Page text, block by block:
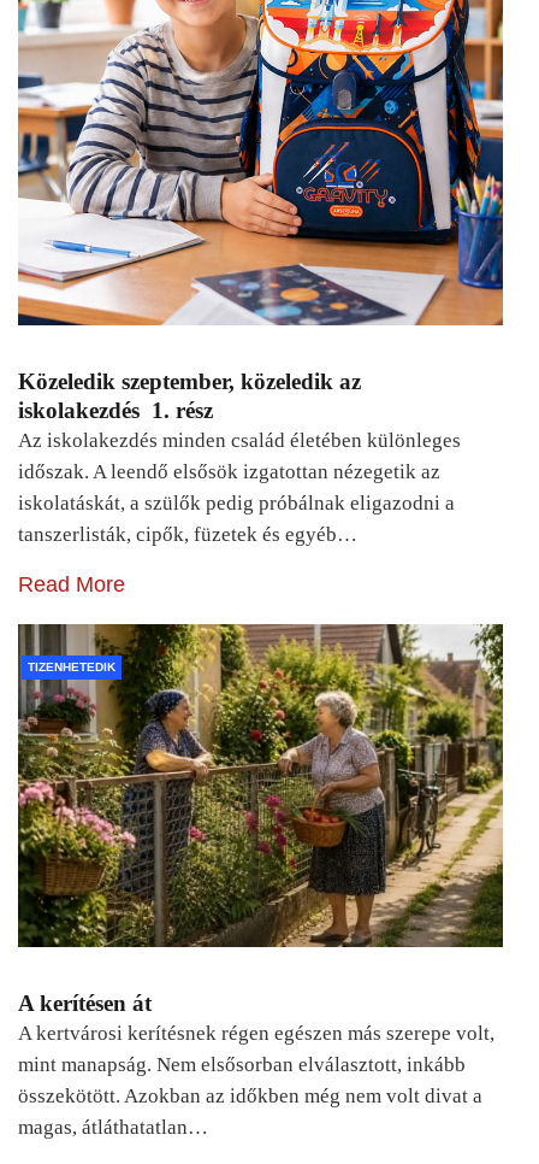
Közeledik szeptember, közeledik az
iskolakezdés 1. rész
Az iskolakezdés minden család életében különleges
időszak. A leendő elsősök izgatottan nézegetik az
iskolatáskát, a szülők pedig próbálnak eligazodni a
tanszerlisták, cipők, füzetek és egyéb…
Read More
TIZENHETEDIK
A kerítésen át
A kertvárosi kerítésnek régen egészen más szerepe volt,
mint manapság. Nem elsősorban elválasztott, inkább
összekötött. Azokban az időkben még nem volt divat a
magas, átláthatatlan…